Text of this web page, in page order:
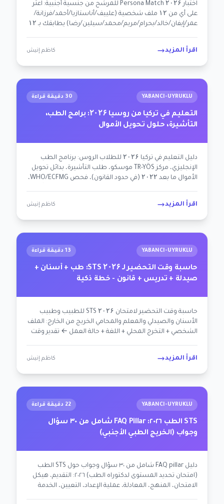
اختبار Persona Match ۲۰۲۶ للمرشح من جنسية أجنبية: اعثر
على أي من ۱۲ ملف شخصية (علييف/أناستازيا/أحمد/فرزانة/
عمر/إيفان/خالد/بحرام/مريم/محمد/سيلين/رضا) يطابقك بـ ۱۲
اقرأ المزيد كاظم إنيش
YABANCI-UYRUKLU 30 دقيقة قراءة
التعليم في تركيا من روسيا ۲۰۲۶: برامج الطب،
التأشيرة، حلول تحويل الأموال
دليل التعليم في تركيا ۲۰۲۶ للطلاب الروس: برنامج الطب
الإنجليزي، مركز TR-YÖS موسكو، طلب التأشيرة، بدائل تحويل
الأموال ما بعد ۲۰۲۲ (في حدود القانون)، فحص WHO/ECFMG،
لشخصية أناستازيا.
اقرأ المزيد
كاظم إنيش
YABANCI-UYRUKLU 13 دقيقة قراءة
حاسبة وقت التحضير لـ STS ۲۰۲۶: طب + أسنان +
صيدلة + تدريس + قانون - خطة ذكية
حاسبة وقت التحضير لامتحان STS ۲۰۲۶ للطبيب وطبيب
الأسنان والصيدلي والمعلم والمحامي الخريج من الخارج: الملف
الشخصي + التخرج المحلي + اللغة + حالة العمل ← تقدير وقت
اقرأ المزيد كاظم إنيش
YABANCI-UYRUKLU 22 دقيقة قراءة
STS الطب ٢٠٢٦: FAQ Pillar شامل من ٣٠ سؤال
وجواب (الخريج الطبي الأجنبي)
دليل FAQ pillar شامل من ٣٠ سؤال وجواب حول STS الطب
(امتحان تحديد المستوى لدكتوراه الطب) ٢٠٢٦: التقديم، هيكل
الامتحان، المنهج، المعادلة، عملية الإعداد، التعيين، الخدمة